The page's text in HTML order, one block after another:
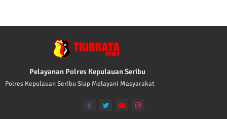
Pelayanan Polres Kepulauan Seribu
Polres Kepulauan Seribu Siap Melayani Masyarakat